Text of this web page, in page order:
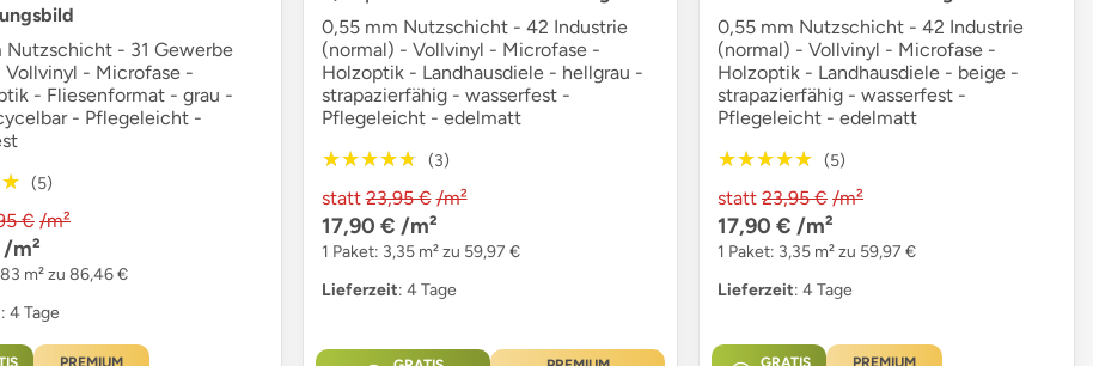
Nutzschicht - 31 Gewerbe
- Microfase -
- Fliesenformat - grau -
- Pflegeleicht -
(5)
€ /m²
/m²
m² zu 86,46 €
: 4 Tage
0,55 mm Nutzschicht - 42 Industrie
(normal) - Vollvinyl - Microfase -
Holzoptik - Landhausdiele - hellgrau -
strapazierfähig - wasserfest -
Pflegeleicht - edelmatt
★★★★★
★★★★★ (3)
statt 23,95 € /m²
17,90 € /m²
1 Paket: 3,35 m² zu 59,97 €
Lieferzeit: 4 Tage
0,55 mm Nutzschicht - 42 Industrie
(normal) - Vollvinyl - Microfase -
Holzoptik - Landhausdiele - beige -
strapazierfähig - wasserfest -
Pflegeleicht - edelmatt
★★★★★
★★★★★ (5)
statt 23,95 € /m²
17,90 € /m²
1 Paket: 3,35 m² zu 59,97 €
Lieferzeit: 4 Tage